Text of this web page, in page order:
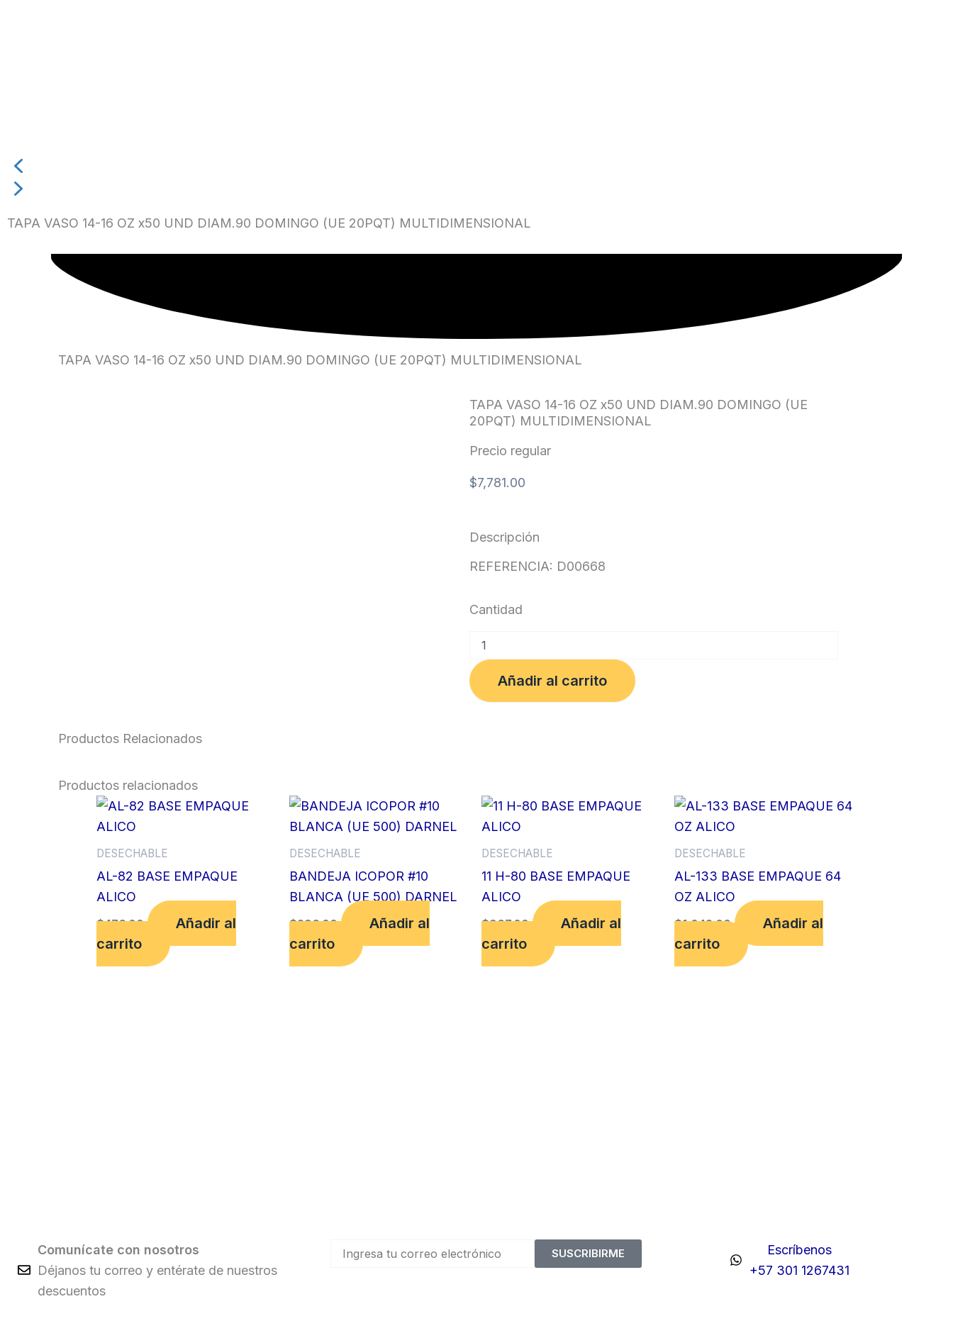
TAPA VASO 14-16 OZ x50 UND DIAM.90 DOMINGO (UE 20PQT) MULTIDIMENSIONAL
TAPA VASO 14-16 OZ x50 UND DIAM.90 DOMINGO (UE 20PQT) MULTIDIMENSIONAL
TAPA VASO 14-16 OZ x50 UND DIAM.90 DOMINGO (UE
20PQT) MULTIDIMENSIONAL
Precio regular
$7,781.00
Descripción
REFERENCIA: D00668
Cantidad
VASO
14-
16
OZ
MULTIDIMENSIONAL
cantidad
Añadir al carrito
Productos Relacionados
Productos relacionados
DESECHABLE
AL-82 BASE EMPAQUE
ALICO
$476.00
Añadir al
carrito
DESECHABLE
BANDEJA ICOPOR #10
BLANCA (UE 500) DARNEL
$296.00
Añadir al
carrito
DESECHABLE
11 H-80 BASE EMPAQUE
ALICO
$967.00
Añadir al
carrito
DESECHABLE
AL-133 BASE EMPAQUE 64
OZ ALICO
$1,042.00
Añadir al
carrito
Comunícate con nosotros
Déjanos tu correo y entérate de nuestros
descuentos
SUSCRIBIRME
Escríbenos
+57 301 1267431